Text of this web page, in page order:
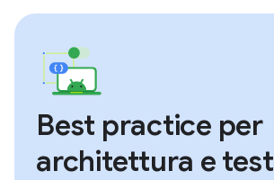
Best practice per
architettura e test